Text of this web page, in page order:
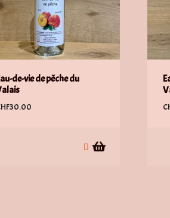
de-vie de pêche du
30.00